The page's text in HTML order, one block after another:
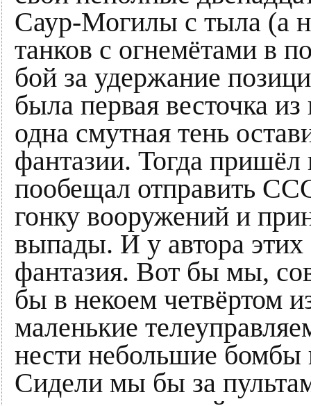
Саур-Могилы с тыла (а
танков с огнемётами в
бой за удержание
была первая весточка
одна смутная тень
фантазии. Тогда пришёл
пообещал отправить
гонку вооружений и
выпады. И у автора этих
фантазия. Вот бы мы,
бы в некоем четвёртом
маленькие
нести небольшие бомбы
Сидели мы бы за